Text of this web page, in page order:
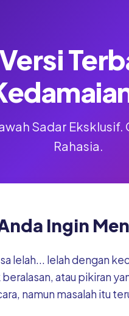
Sadar
Rahasia.
Ingin
lelah... lelah dengan
atau pikiran
namun masalah itu